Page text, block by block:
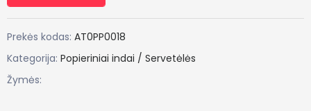
Prekės kodas: AT0PP0018
Kategorija: Popieriniai indai / Servetėlės
Žymės: